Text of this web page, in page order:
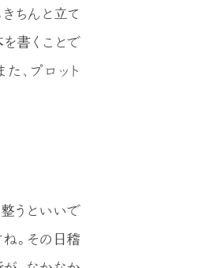
ちんと立て
書くことで
、プロット
うといいで
。その日稽